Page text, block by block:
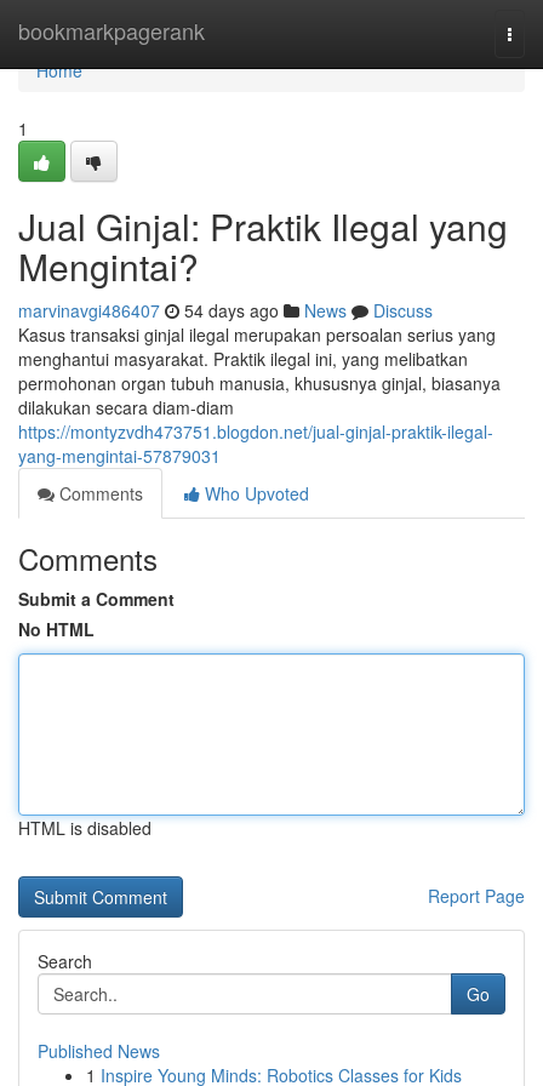
bookmarkpagerank
Home
Home
1
Jual Ginjal: Praktik Ilegal yang
Mengintai?
marvinavgi486407 54 days ago News
Discuss
Kasus transaksi ginjal ilegal merupakan persoalan serius yang
menghantui masyarakat. Praktik ilegal ini, yang melibatkan
permohonan organ tubuh manusia, khususnya ginjal, biasanya
dilakukan secara diam-diam
https://montyzvdh473751.blogdon.net/jual-ginjal-praktik-ilegal-
yang-mengintai-57879031
Comments
Who Upvoted
Comments
Submit a Comment
No HTML
HTML is disabled
Report Page
Search
Go
Published News
1 Inspire Young Minds: Robotics Classes for Kids